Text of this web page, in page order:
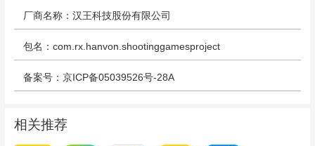
厂商名称：汉王科技股份有限公司
包名：com.rx.hanvon.shootinggamesproject
备案号：京ICP备05039526号-28A
相关推荐